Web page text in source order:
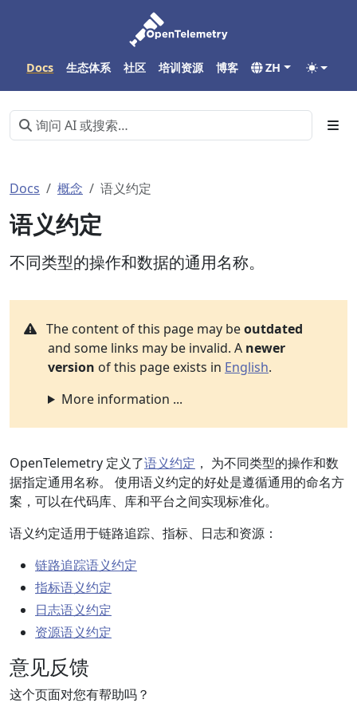
Docs 生态体系 社区 培训资源 博客 ZH
Docs 概念 语义约定
语义约定
不同类型的操作和数据的通用名称。
The content of this page may beoutdated
and some links may be invalid. A newer
version of this page exists in English.
More information ...
OpenTelemetry 定义了语义约定 ， 为不同类型的操作和数
据指定通用名称。 使用语义约定的好处是遵循通用的命名方
案，可以在代码库、库和平台之间实现标准化。
语义约定适用于链路追踪、指标、日志和资源：
链路追踪语义约定
指标语义约定
日志语义约定
资源语义约定
意见反馈
这个页面对您有帮助吗？